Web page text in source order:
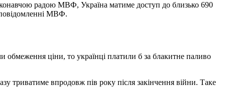
радою МВФ, Україна матиме доступ до близько 690
повідомленні МВФ.
обмеження ціни, то українці платили б за блакитне паливо
триватиме впродовж пів року після закінчення війни. Таке